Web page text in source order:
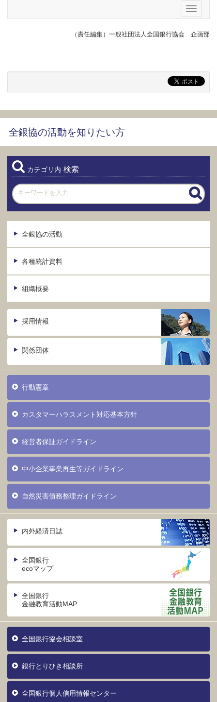
（責任編集）一般社団法人全国銀行協会 企画部
メニュ
全銀協の活動を知りたい方
カテゴリ内 検索
全銀協の活動
各種統計資料
組織概要
採用情報
関係団体
行動憲章
カスタマーハラスメント対応基本方針
経営者保証ガイドライン
中小企業事業再生等ガイドライン
自然災害債務整理ガイドライン
内外経済日誌
全国銀行
ecoマップ
全国銀行
金融教育活動MAP
全国銀行協会相談室
銀行とりひき相談所
全国銀行個人信用情報センター